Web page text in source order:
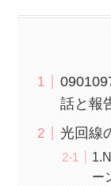
話と報
光回線
ー